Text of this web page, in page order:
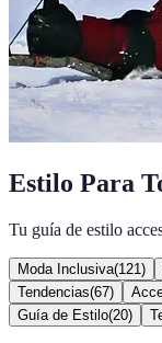
Estilo Para
Tu guía de estilo
Moda Inclusiva(121 )
Tendencias(67)
Guía de Estilo(20)